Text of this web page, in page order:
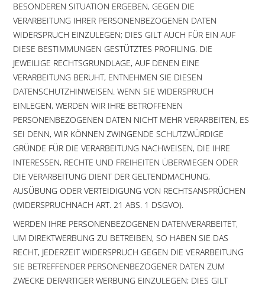
BESONDEREN SITUATION ERGEBEN, GEGEN DIE
VERARBEITUNG IHRER PERSONENBEZOGENEN DATEN
WIDERSPRUCH EINZULEGEN; DIES GILT AUCH FÜR EIN AUF
DIESE BESTIMMUNGEN GESTÜTZTES PROFILING. DIE
JEWEILIGE RECHTSGRUNDLAGE, AUF DENEN EINE
VERARBEITUNG BERUHT, ENTNEHMEN SIE DIESEN
DATENSCHUTZHINWEISEN. WENN SIE WIDERSPRUCH
EINLEGEN, WERDEN WIR IHRE BETROFFENEN
PERSONENBEZOGENEN DATEN NICHT MEHR VERARBEITEN, ES
SEI DENN, WIR KÖNNEN ZWINGENDE SCHUTZWÜRDIGE
GRÜNDE FÜR DIE VERARBEITUNG NACHWEISEN, DIE IHRE
INTERESSEN, RECHTE UND FREIHEITEN ÜBERWIEGEN ODER
DIE VERARBEITUNG DIENT DER GELTENDMACHUNG,
AUSÜBUNG ODER VERTEIDIGUNG VON RECHTSANSPRÜCHEN
(WIDERSPRUCHNACH ART. 21 ABS. 1 DSGVO).
WERDEN IHRE PERSONENBEZOGENEN DATENVERARBEITET,
UM DIREKTWERBUNG ZU BETREIBEN, SO HABEN SIE DAS
RECHT, JEDERZEIT WIDERSPRUCH GEGEN DIE VERARBEITUNG
SIE BETREFFENDER PERSONENBEZOGENER DATEN ZUM
ZWECKE DERARTIGER WERBUNG EINZULEGEN; DIES GILT